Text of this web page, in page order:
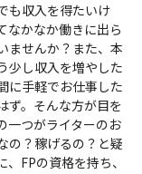
も収入を得たいけ
なかなか働きに出ら
ませんか？また、本
少し収入を増やした
に手軽でお仕事した
ず。そんな方が目を
一つがライターのお
の？稼げるの？と疑
FPの資格を持ち、